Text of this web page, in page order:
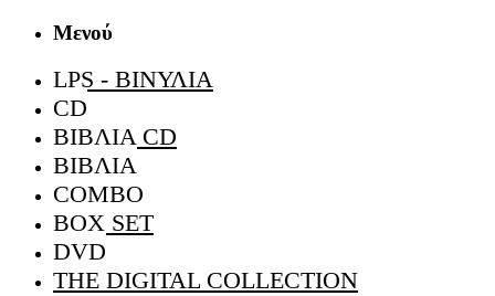
Μενού
LPS - ΒΙΝΎΛΙΑ
CD
ΒΙΒΛΊΑ CD
ΒΙΒΛΊΑ
COMBO
BOX SET
DVD
THE DIGITAL COLLECTION